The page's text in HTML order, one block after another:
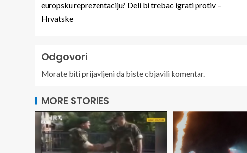
europsku reprezentaciju? Deli bi trebao igrati protiv –
Hrvatske
Odgovori
Morate bitiprijavljenida biste objavili komentar.
MORE STORIES